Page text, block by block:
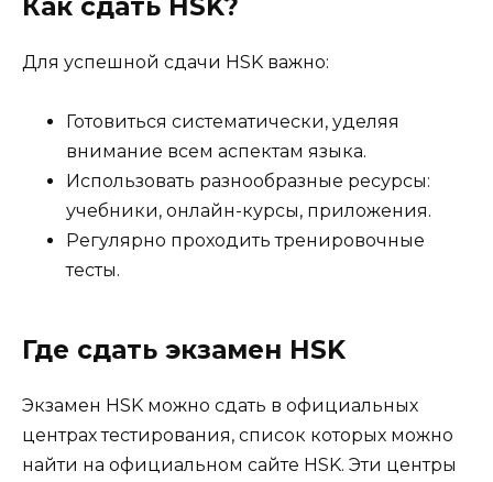
Как сдать HSK?
Для успешной сдачи HSK важно:
Готовиться систематически, уделяя
внимание всем аспектам языка.
Использовать разнообразные ресурсы:
учебники, онлайн-курсы, приложения.
Регулярно проходить тренировочные
тесты.
Где сдать экзамен HSK
Экзамен HSK можно сдать в официальных
центрах тестирования, список которых можно
найти на официальном сайте HSK. Эти центры